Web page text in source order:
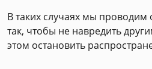
В таких случаях мы проводим
так, чтобы не навредить
этом остановить